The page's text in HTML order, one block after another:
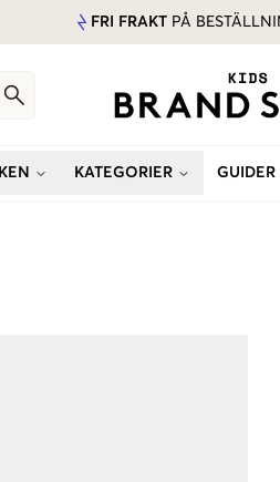
FRI FRAKT PÅ
KATEGORIER GUIDER